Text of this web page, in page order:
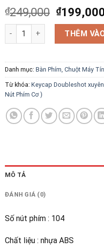
₫249,000 ₫
Keycap Doubleshot xuyên
THÊM
Danh mục: Bàn Phím, Chuột Máy
Từ khóa: Keycap Doubleshot
Nút Phím Cơ )
MÔ TẢ
ĐÁNH GIÁ (0)
Số nút phím : 104
Chất liệu : nhựa ABS